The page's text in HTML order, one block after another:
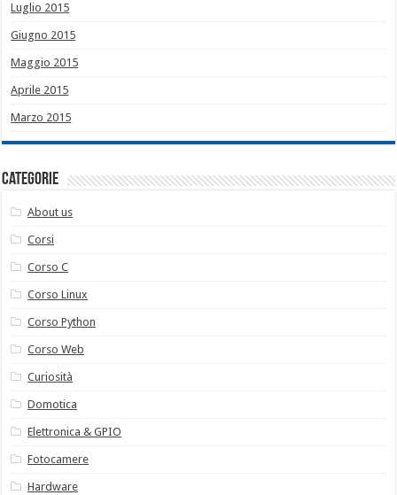
Luglio 2015
Giugno 2015
Maggio 2015
Aprile 2015
Marzo 2015
Categorie
About us
Corsi
Corso C
Corso Linux
Corso Python
Corso Web
Curiosità
Domotica
Elettronica & GPIO
Fotocamere
Hardware